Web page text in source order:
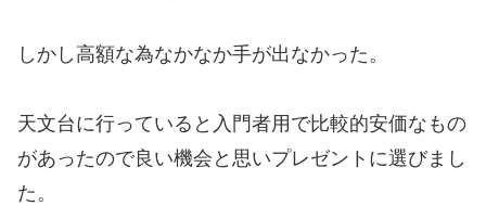
しかし高額な為なかなか手が出なかった。
天文台に行っていると入門者用で比較的安価なもの
があったので良い機会と思いプレゼントに選びまし
た。